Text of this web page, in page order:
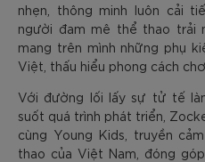
nhẹn, thông minh luôn cải
người đam mê thể thao trải
mang trên mình những phụ
Việt, thấu hiểu phong cách
Với đường lối lấy sự tử tế
suốt quá trình phát triển,
cùng Young Kids, truyền
thao của Việt Nam, đóng